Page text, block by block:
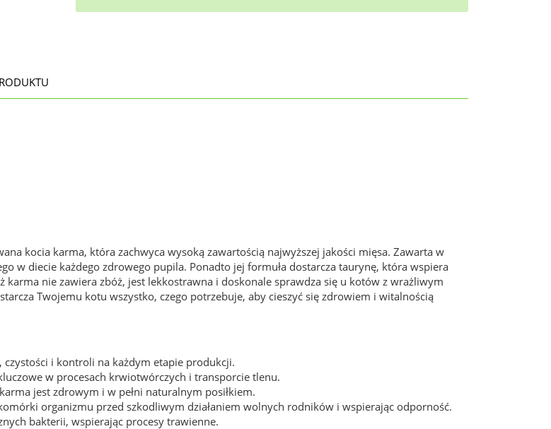
kocia karma, która zachwyca wysoką zawartością najwyższej jakości mięsa. Zawarta w
w diecie każdego zdrowego pupila. Ponadto jej formuła dostarcza taurynę, która wspiera
nie zawiera zbóż, jest lekkostrawna i doskonale sprawdza się u kotów z wrażliwym
Twojemu kotu wszystko, czego potrzebuje, aby cieszyć się zdrowiem i witalnością
czystości i kontroli na każdym etapie produkcji.
w procesach krwiotwórczych i transporcie tlenu.
jest zdrowym i w pełni naturalnym posiłkiem.
organizmu przed szkodliwym działaniem wolnych rodników i wspierając odporność.
bakterii, wspierając procesy trawienne.